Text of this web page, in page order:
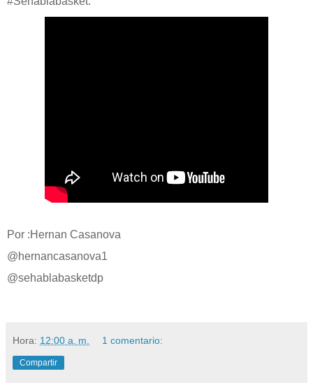
Por :Hernan Casanova
@hernancasanova1
@sehablabasketdp
Hora: 12:00 a. m. 1 comentario:
Compartir